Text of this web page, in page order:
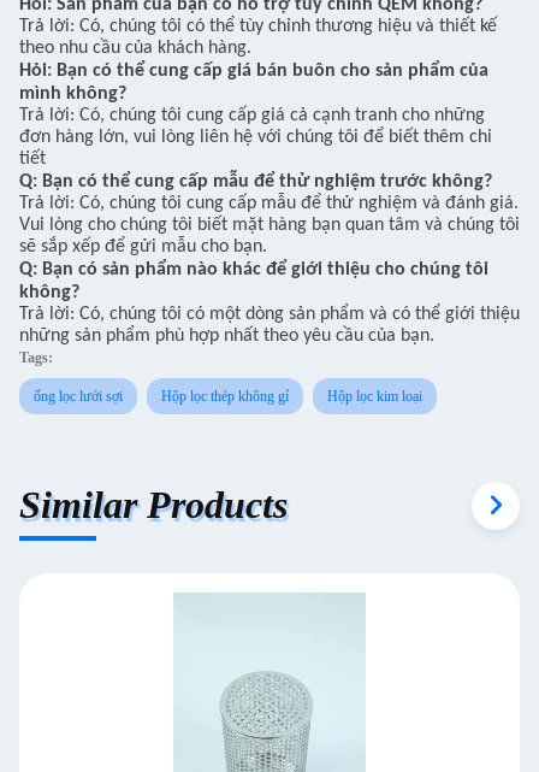
Hỏi: Sản phẩm của bạn có hỗ trợ tùy chỉnh QEM không?
Trả lời: Có, chúng tôi có thể tùy chỉnh thương hiệu và thiết kế
theo nhu cầu của khách hàng.
Hỏi: Bạn có thể cung cấp giá bán buôn cho sản phẩm của
mình không?
Trả lời: Có, chúng tôi cung cấp giá cả cạnh tranh cho những
đơn hàng lớn, vui lòng liên hệ với chúng tôi để biết thêm chi
tiết
Q: Bạn có thể cung cấp mẫu để thử nghiệm trước không?
Trả lời: Có, chúng tôi cung cấp mẫu để thử nghiệm và đánh giá.
Vui lòng cho chúng tôi biết mặt hàng bạn quan tâm và chúng tôi
sẽ sắp xếp để gửi mẫu cho bạn.
Q: Bạn có sản phẩm nào khác để giới thiệu cho chúng tôi
không?
Trả lời: Có, chúng tôi có một dòng sản phẩm và có thể giới thiệu
những sản phẩm phù hợp nhất theo yêu cầu của bạn.
Tags:
ống lọc lưới sợi Hộp lọc thép không gỉ Hộp lọc kim loại
Similar Products